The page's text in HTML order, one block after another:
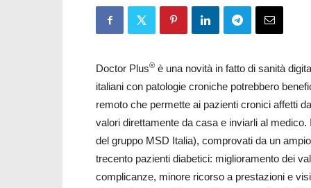
Doctor Plus® è una novità in fatto di sanità
italiani con patologie croniche potrebbero
remoto che permette ai pazienti cronici affetti
valori direttamente da casa e inviarli al
del gruppo MSD Italia), comprovati da un
trecento pazienti diabetici: miglioramento dei
complicanze, minore ricorso a prestazioni e